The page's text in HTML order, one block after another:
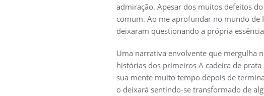
admiração. Apesar dos muitos defeitos
comum. Ao me aprofundar no mundo de
deixaram questionando a própria
Uma narrativa envolvente que mergulha
histórias dos primeiros A cadeira de
sua mente muito tempo depois de
o deixará sentindo-se transformado de